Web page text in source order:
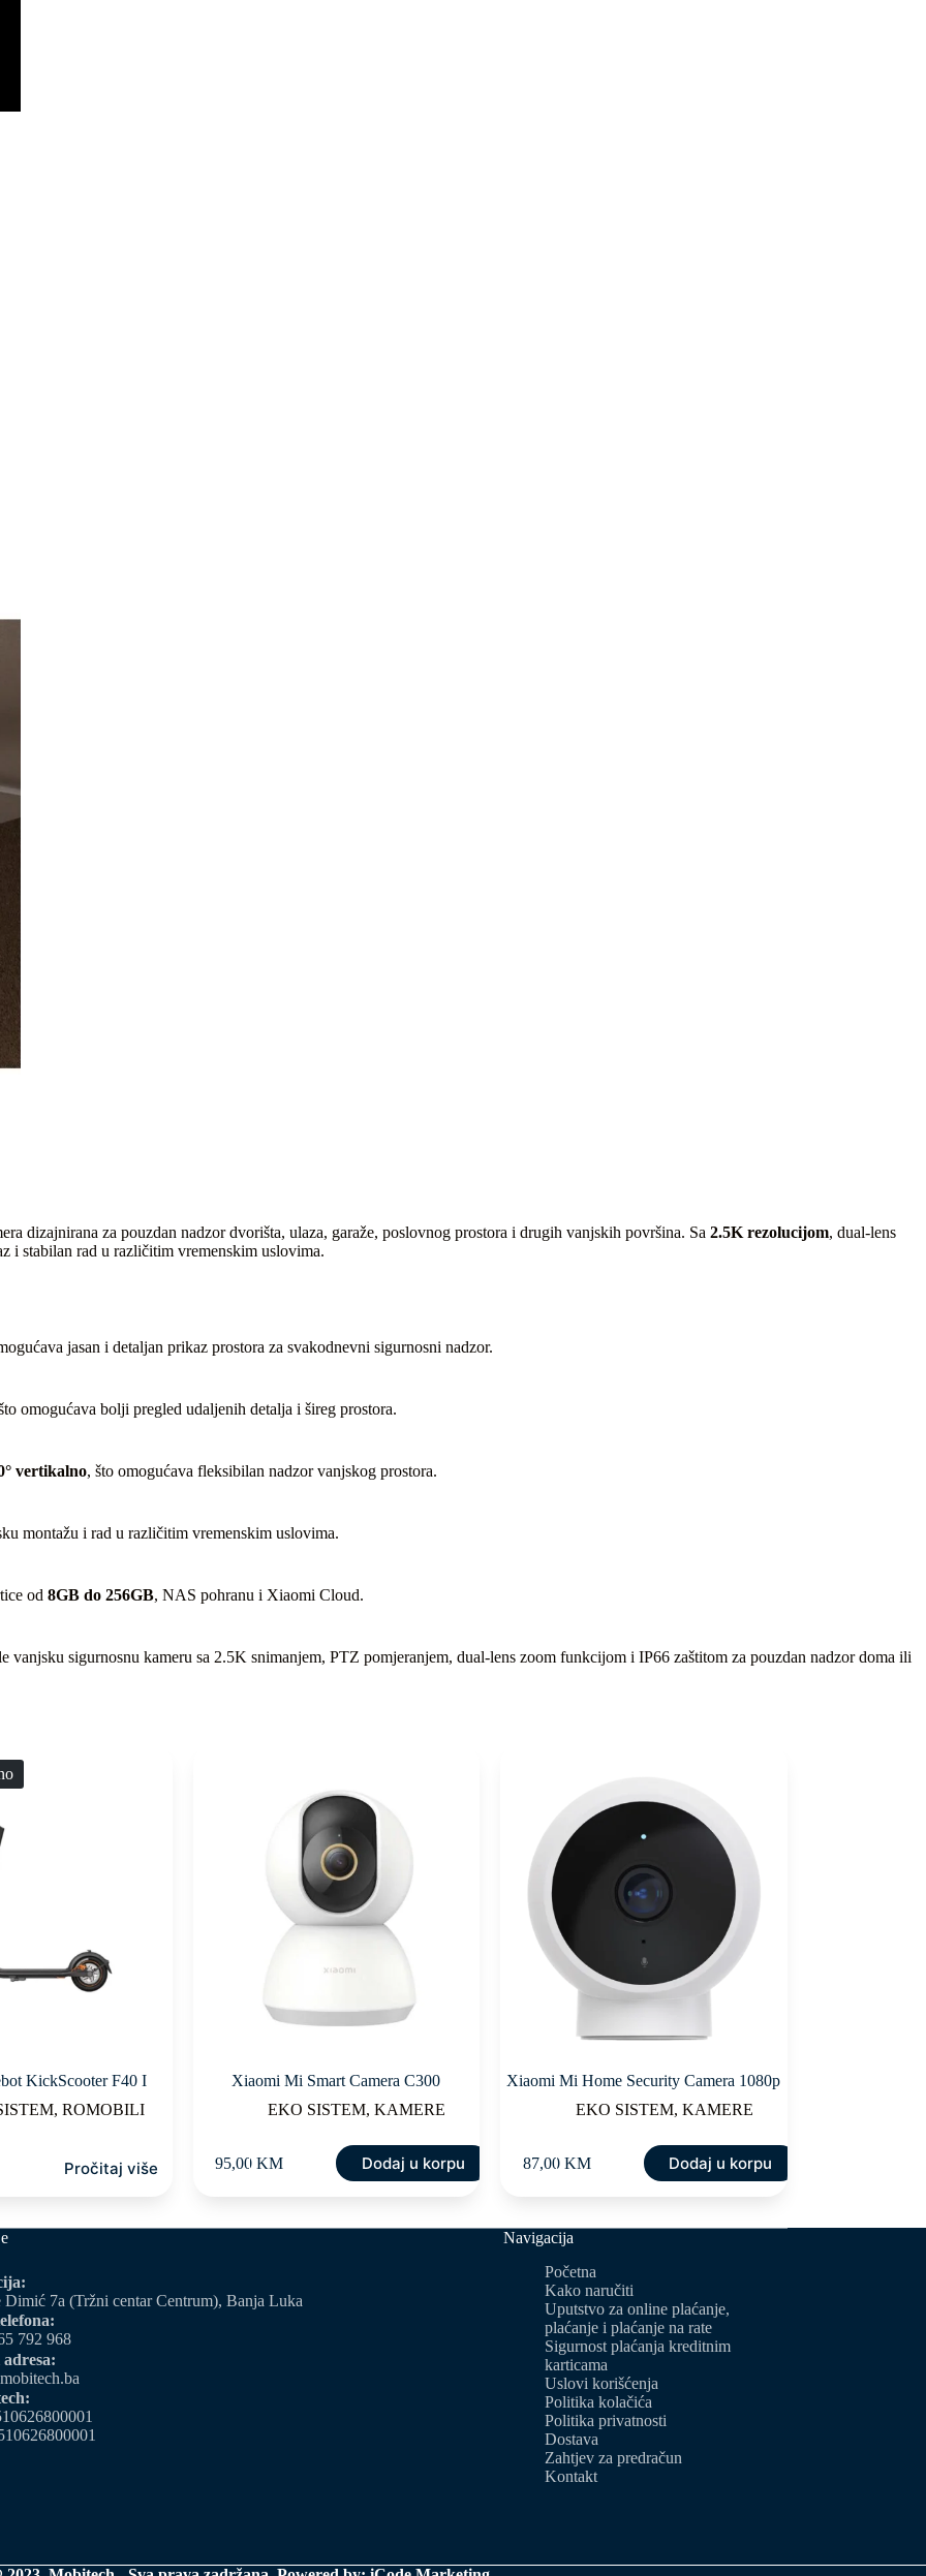
dizajnirana za pouzdan nadzor dvorišta, ulaza, garaže, poslovnog prostora i drugih vanjskih površina. Sa 2.5K rezolucijom, dual-lens
i stabilan rad u različitim vremenskim uslovima.
jasan i detaljan prikaz prostora za svakodnevni sigurnosni nadzor.
omogućava bolji pregled udaljenih detalja i šireg prostora.
vertikalno, što omogućava fleksibilan nadzor vanjskog prostora.
montažu i rad u različitim vremenskim uslovima.
od 8GB do 256GB, NAS pohranu i Xiaomi Cloud.
sigurnosnu kameru sa 2.5K snimanjem, PTZ pomjeranjem, dual-lens zoom funkcijom i IP66 zaštitom za pouzdan nadzor doma ili
KickScooter F40 I
, ROMOBILI
Pročitaj više
Xiaomi Mi Smart Camera C300
EKO SISTEM,KAMERE
95,00KM Dodaj u korpu
Xiaomi Mi Home Security Camera 1080p
EKO SISTEM, KAMERE
87,00 KM Dodaj u korpu
Dimić 7a (Tržni centar Centrum), Banja Luka
792 968
Navigacija
Početna
Kako naručiti
Uputstvo za online plaćanje,
plaćanje i plaćanje na rate
Sigurnost plaćanja kreditnim
karticama
Uslovi korišćenja
Politika kolačića
Politika privatnosti
Dostava
Zahtjev za predračun
Kontakt